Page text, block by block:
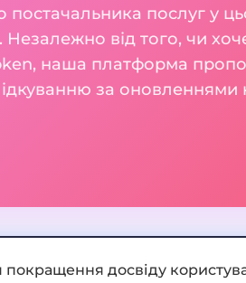
послуг у
Незалежно від того, чи
наша платформа
за оновленнями
досвіду